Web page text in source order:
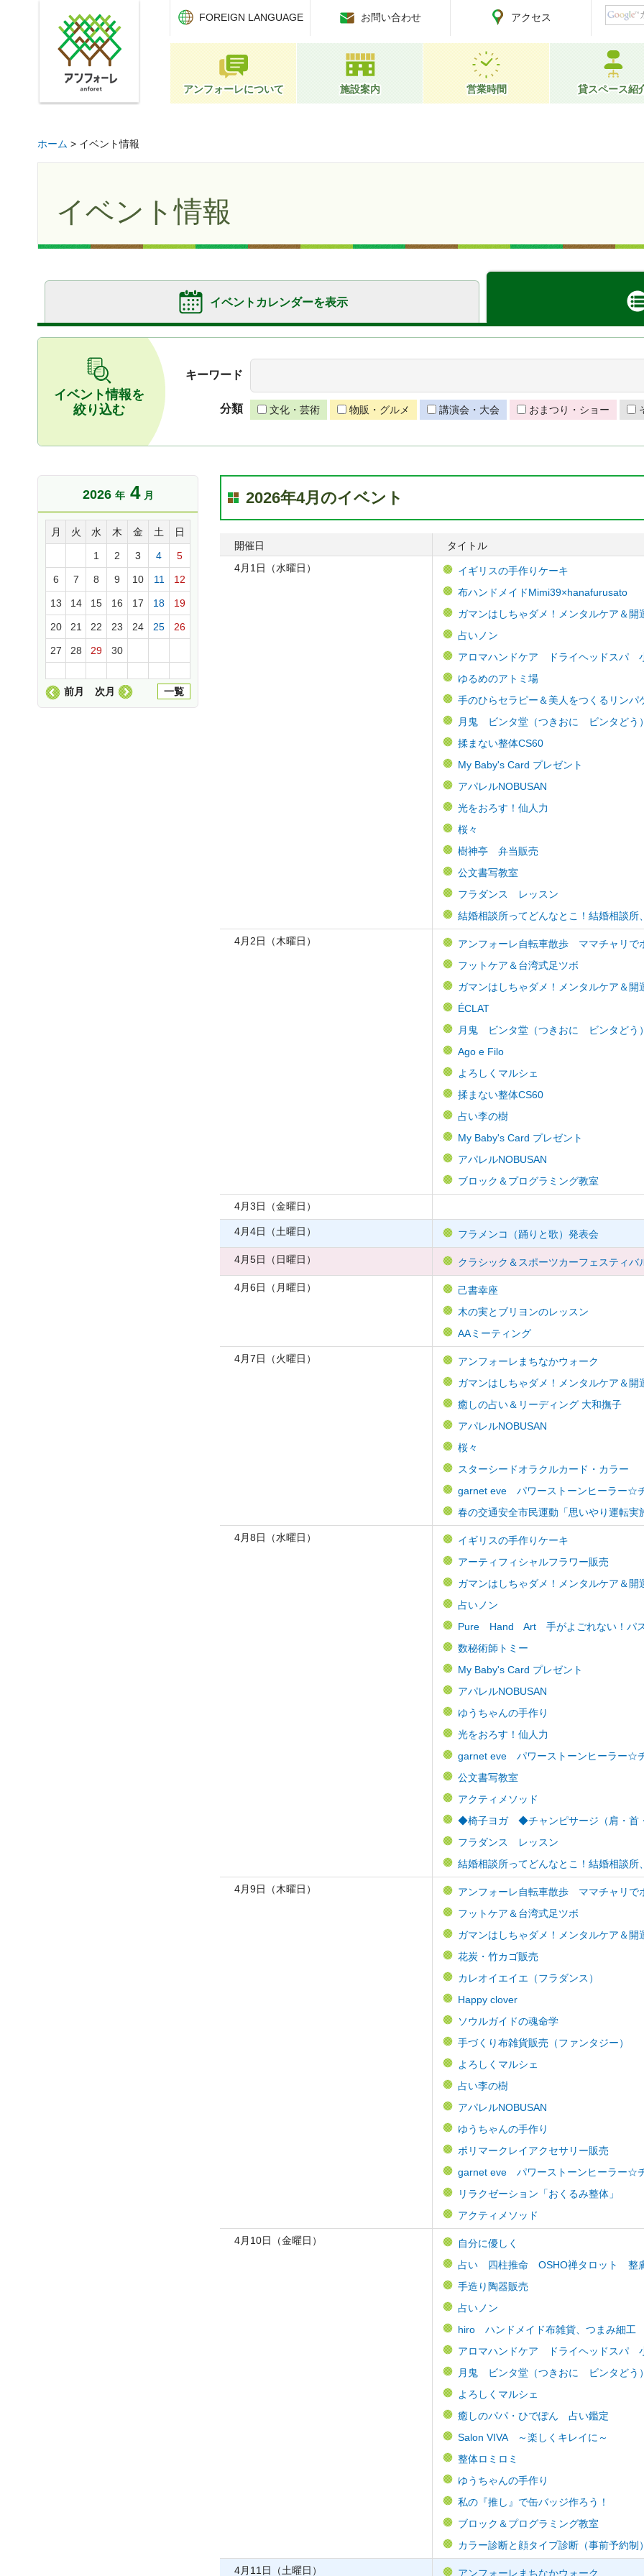
アンフォーレ
FOREIGN LANGUAGE
お問い合わせ アクセス
アンフォーレについて 施設案内 営業時間 貸スペース紹
ホーム > イベント情報
イベント情報
イベントカレンダーを表示
イベント情報を
絞り込む
キーワード
分類 文化・芸術 物販・グルメ 講演会・大会 おまつり・ショー
2026 年 4 月
月 火 水 木 金 土 日
1 2 3 4 5
6 7 8 9 10 11 12
13 14 15 16 17 18 19
20 21 22 23 24 25 26
27 28 29 30
前月 一覧
次月
2026年4月のイベント
開催日
タイトル
4月1日（水曜日）
イギリスの手作りケーキ
布ハンドメイドMimi39×hanafurusato
ガマンはしちゃダメ！メンタルケア＆開
占いノン
アロマハンドケア ドライヘッドスパ
ゆるめのアトミ場
手のひらセラピー＆美人をつくるリンパ
月鬼 ビンタ堂（つきおに ビンタどう）
揉まない整体CS60
My Baby's Card プレゼント
アパレルNOBUSAN
光をおろす！仙人力
桜々
樹神亭 弁当販売
公文書写教室
フラダンス レッスン
結婚相談所ってどんなとこ！結婚相談所
4月2日（木曜日）
アンフォーレ自転車散歩 ママチャリで
フットケア＆台湾式足ツボ
ガマンはしちゃダメ！メンタルケア＆開
ÉCLAT
月鬼 ビンタ堂（つきおに ビンタどう）
Ago e Filo
よろしくマルシェ
揉まない整体CS60
占い李の樹
My Baby's Card プレゼント
アパレルNOBUSAN
ブロック＆プログラミング教室
4月3日（金曜日）
4月4日（土曜日） フラメンコ（踊りと歌）発表会
4月5日（日曜日） クラシック＆スポーツカーフェスティバ
4月6日（月曜日）
己書幸座
木の実とブリヨンのレッスン
AAミーティング
4月7日（火曜日）
アンフォーレまちなかウォーク
ガマンはしちゃダメ！メンタルケア＆開
癒しの占い＆リーディング 大和撫子
アパレルNOBUSAN
桜々
スターシードオラクルカード・カラー
garnet eve パワーストーンヒーラー☆
春の交通安全市民運動「思いやり運転実
4月8日（水曜日）
イギリスの手作りケーキ
アーティフィシャルフラワー販売
ガマンはしちゃダメ！メンタルケア＆開
占いノン
Pure Hand Art 手がよごれない！パス
数秘術師トミー
My Baby's Card プレゼント
アパレルNOBUSAN
ゆうちゃんの手作り
光をおろす！仙人力
garnet eve パワーストーンヒーラー☆
公文書写教室
アクティメソッド
◆椅子ヨガ ◆チャンピサージ（肩・首
フラダンス レッスン
結婚相談所ってどんなとこ！結婚相談所
4月9日（木曜日）
アンフォーレ自転車散歩 ママチャリで
フットケア＆台湾式足ツボ
ガマンはしちゃダメ！メンタルケア＆開
花炭・竹カゴ販売
カレオイエイエ（フラダンス）
Happy clover
ソウルガイドの魂命学
手づくり布雑貨販売（ファンタジー）
よろしくマルシェ
占い李の樹
アパレルNOBUSAN
ゆうちゃんの手作り
ポリマークレイアクセサリー販売
garnet eve パワーストーンヒーラー☆
リラクゼーション「おくるみ整体」
アクティメソッド
4月10日（金曜日）
自分に優しく
占い 四柱推命 OSHO禅タロット 整
手造り陶器販売
占いノン
hiro ハンドメイド布雑貨、つまみ細工
アロマハンドケア ドライヘッドスパ
月鬼 ビンタ堂（つきおに ビンタどう）
よろしくマルシェ
癒しのパパ・ひでぽん 占い鑑定
Salon VIVA ～楽しくキレイに～
整体ロミロミ
ゆうちゃんの手作り
私の『推し』で缶バッジ作ろう！
ブロック＆プログラミング教室
カラー診断と顔タイプ診断（事前予約制）
4月11日（土曜日） アンフォーレまちなかウォーク